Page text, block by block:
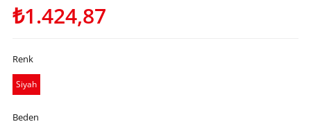
₺1.424,87
Renk
Siyah
Beden